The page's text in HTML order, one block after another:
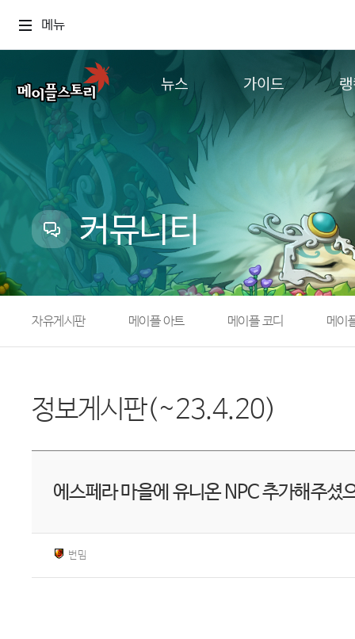
메뉴
뉴스
업데이트
이벤트
캐시샵 공지
메이플 알림판
with maple
가이드
추가정보
컨텐
커뮤니티
자유게시판 메이플 아트 메이플 코디 메이
정보게시판(~23.4.20)
에스페라 마을에 유니온 NPC 추가해주셨
번밈